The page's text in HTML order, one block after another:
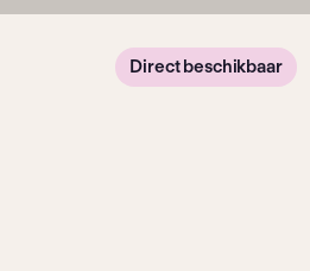
Direct beschikbaar